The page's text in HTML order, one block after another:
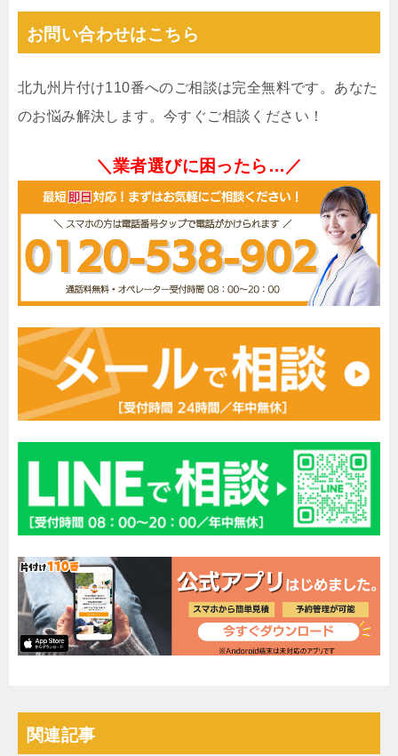
お問い合わせはこちら
北九州片付け110番へのご相談は完全無料です。あなた
のお悩み解決します。今すぐご相談ください！
＼業者選びに困ったら…／
関連記事